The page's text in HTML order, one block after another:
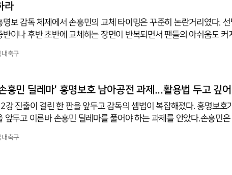
라
명보 감독 체제에서 손흥민의 교체 타이밍은 꾸준히 논란거리였다. 선
반이나 후반 초반에 교체하는 장면이 반복되면서 팬들의 아쉬움도 커
로 활용하는 편이 더 합리적일 수도 있다.중요한 것은 경기에서 승리할
정력과 경험을 정작 가장 중요한 순간에 활용하지 못하게 된다.더구나
발 손흥민보다 후반에 등장하는 손흥민이 훨씬 부담스러울 수 있다. 체
내축구
흥민 딜레마' 홍명보호 남아공전 과제...활용법 두고 깊
강 진출이 걸린 한 판을 앞두고 감독의 셈법이 복잡해졌다. 홍명보호
앞두고 이른바 손흥민 딜레마를 풀어야 하는 과제를 안았다.손흥민
한국은 패스와 점유율 슈팅에서 모두 앞섰으나 그중 손흥민의 슈팅은 없
내축구